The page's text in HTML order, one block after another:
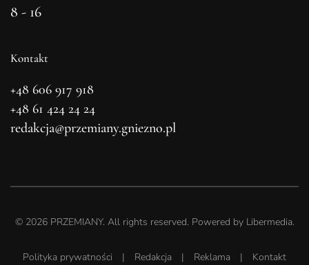
8 - 16
Kontakt
+48 606 917 918
+48 61 424 24 24
redakcja@przemiany.gniezno.pl
© 2026PRZEMIANY. All rights reserved. Powered by Libermedia.
Polityka prywatności | Redakcja | Reklama | Kontakt